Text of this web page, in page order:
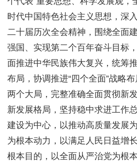
时代中国特色社会主义思想，深
二十届历次全会精神，围绕全面
强国、实现第二个百年奋斗目标
面推进中华民族伟大复兴，统筹
布局，协调推进“四个全面”战略
两个大局，完整准确全面贯彻新
新发展格局，坚持稳中求进工作
建设为中心，以推动高质量发展
为根本动力，以满足人民日益增
根本目的，以全面从严治党为根